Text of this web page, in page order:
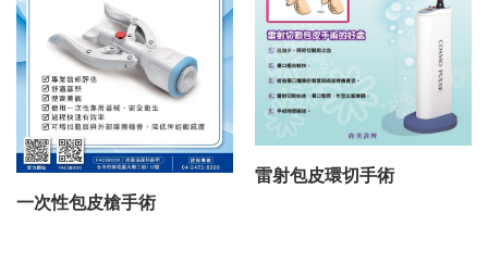
一次性包皮槍手術
雷射包皮環切手術